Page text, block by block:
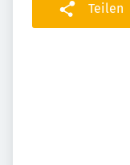
Teilen